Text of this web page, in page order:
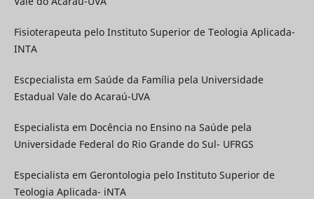
Fisioterapeuta pelo Instituto Superior de Teologia Aplicada-
INTA
Escpecialista em Saúde da Família pela Universidade
Estadual Vale do Acaraú-UVA
Especialista em Docência no Ensino na Saúde pela
Universidade Federal do Rio Grande do Sul- UFRGS
Especialista em Gerontologia pelo Instituto Superior de
Teologia Aplicada- iNTA